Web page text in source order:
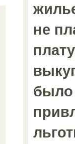
не
было